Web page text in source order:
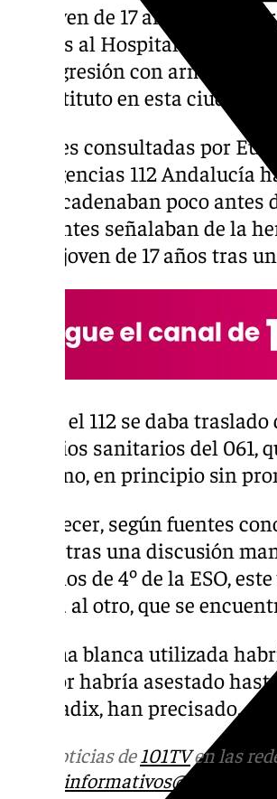
Un joven de 17 años ha
viernes al Hospital de Alta
tras agresión con arma
de instituto en esta ciudad
Fuentes consultadas por
Emergencias 112 Andalucía
desencadenaban poco
alertantes señalaban de la
de un joven de 17 años tras
Desde el 112 se daba
servicios sanitarios del 061,
accitano, en principio sin
Al parecer, según fuentes
Press, tras una discusión
alumnos de 4º de la ESO,
pierna al otro, que se
El arma blanca utilizada
agresor habría asestado
de Guadix, han precisado.
Más noticias de 101TVen las
informativos@101tv.es